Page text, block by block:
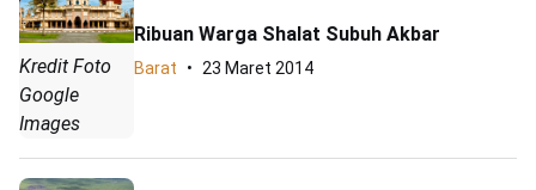
Kredit Foto
Google
Images
Ribuan Warga Shalat Subuh Akbar
Barat 23 Maret 2014